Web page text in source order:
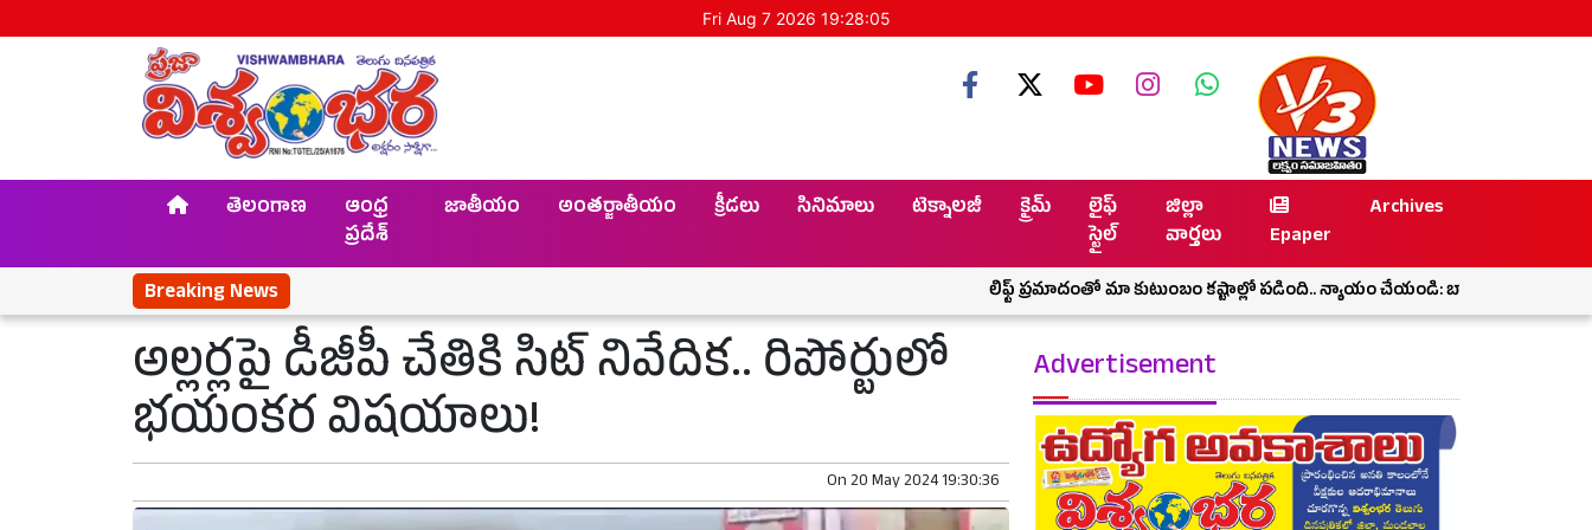
Fri Aug 7 2026 19:28:06
తెలంగాణ
ఆంధ్ర
ప్రదేశ్
జాతీయం అంతర్జాతీయం క్రీడలు సినిమాలు టెక్నాలజీ క్రైమ్
లైఫ్
స్టైల్
జిల్లా
వార్తలు
Epaper
Archives
Breaking News లిఫ్ట్ ప్రమాదంతో మా కుటుంబం కష్టాల్లో పడింది.. న్యాయం చేయండి: బాధితుడి కూతురు
అల్లర్లపై డీజీపీ చేతికి సిట్ నివేదిక.. రిపోర్టులో
భయంకర విషయాలు!
On20 May 2024 19:30:36
Advertisement